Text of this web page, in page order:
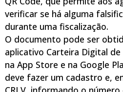
verificar se há alguma
durante uma fiscalização.
O documento pode ser
aplicativo Carteira Digital
na App Store e na Google
deve fazer um cadastro e,